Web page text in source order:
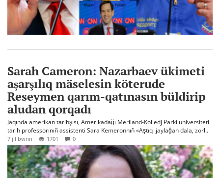
Sarah Cameron: Nazarbaev ükimeti
aşarşılıq mäselesin köterude
Reseymen qarım-qatınasın büldirip
aludan qorqadı
Jaqında amerikan tarihşısı, Amerikadağı Meriland-Kolledj Parki universiteti
tarih professorınıñ assistenti Sara Kemeronnıñ «Aştıq jaylağan dala, zorl..
7 jıl bwrın 1701 0